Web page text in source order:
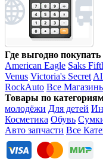
Где выгодно покупать
American Eagle Saks
Venus Victoria's Secret
RockAuto Все
Товары по
молодёжи Для детей
Косметика Обувь
Авто запчасти Все